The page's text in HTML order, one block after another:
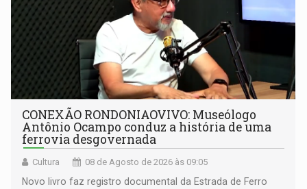
CONEXÃO RONDONIAOVIVO: Museólogo
Antônio Ocampo conduz a história de uma
ferrovia desgovernada
Cultura 08 de Agosto de 2026 às 09:05
Novo livro faz registro documental da Estrada de Ferro